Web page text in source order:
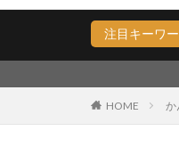
注目キーワ
HOME か